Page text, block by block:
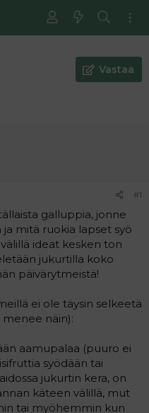
Vastaa
#1
galluppia, jonne
ja mitä ruokia lapset syö
ideat kesken ton
jukurtilla koko
päivärytmeistä!
ei ole täysin selkeetä
menee näin):
aamupalaa (puuro ei
syödään tai
jukurtin kera, on
käteen välillä, mut
tai myöhemmin kun